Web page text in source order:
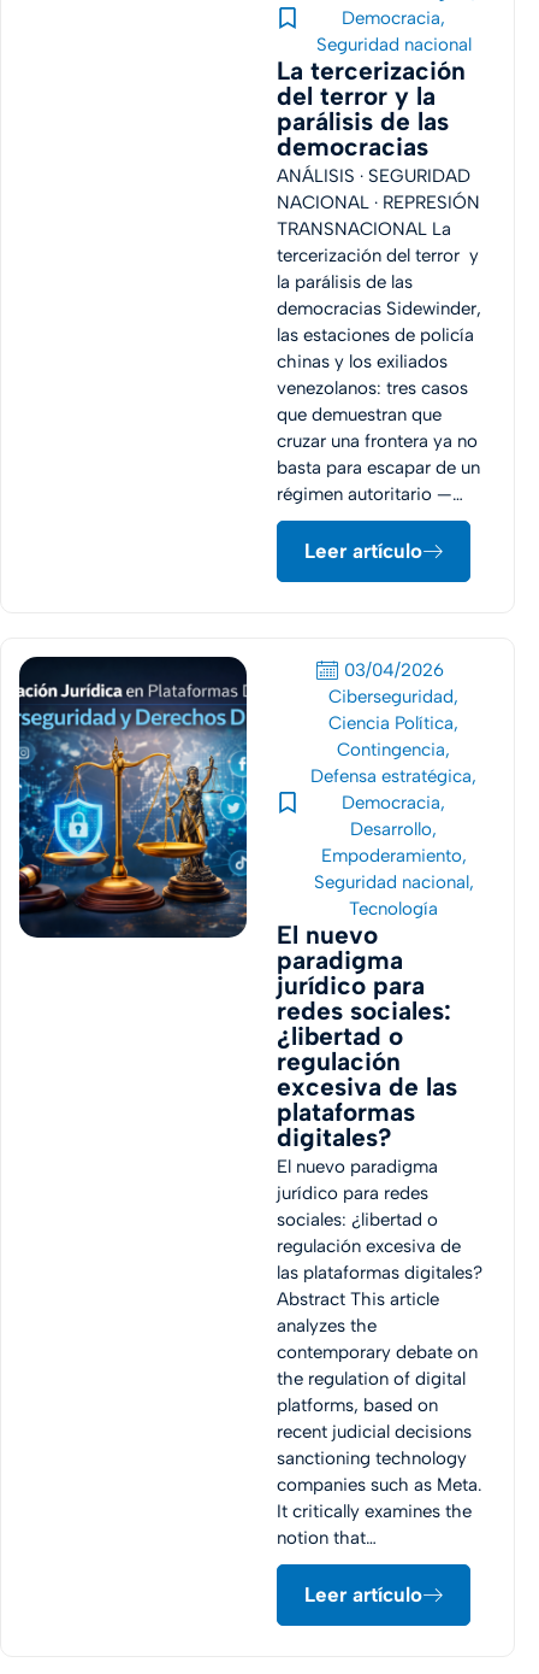
Democracia,
Seguridad nacional
La tercerización
del terror y la
parálisis de las
democracias
ANÁLISIS · SEGURIDAD
NACIONAL · REPRESIÓN
TRANSNACIONAL La
tercerización del terror y
la parálisis de las
democracias Sidewinder,
las estaciones de policía
chinas y los exiliados
venezolanos: tres casos
que demuestran que
cruzar una frontera ya no
basta para escapar de un
régimen autoritario —…
Leer artículo
03/04/2026
Ciberseguridad,
Ciencia Política,
Contingencia,
Defensa estratégica,
Democracia,
Desarrollo,
Empoderamiento,
Seguridad nacional,
Tecnología
El nuevo
paradigma
jurídico para
redes sociales:
¿libertad o
regulación
excesiva de las
plataformas
digitales?
El nuevo paradigma
jurídico para redes
sociales: ¿libertad o
regulación excesiva de
las plataformas digitales?
Abstract This article
analyzes the
contemporary debate on
the regulation of digital
platforms, based on
recent judicial decisions
sanctioning technology
companies such as Meta.
It critically examines the
notion that…
Leer artículo